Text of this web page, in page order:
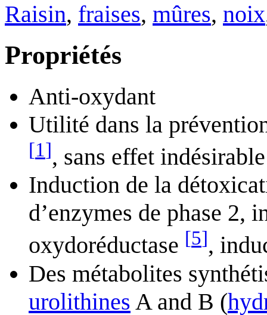
Raisin, fraises, mûres, noix
Propriétés
Anti-oxydant
Utilité dans la
[1], sans effet
Induction de la
d’enzymes de phase
oxydoréductase [5],
Des métabolites
urolithines A and B (